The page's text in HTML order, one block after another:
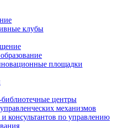
клубы
площадки
центры
механизмов
и консультантов по управлению